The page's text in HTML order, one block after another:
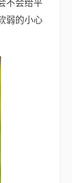
不会给平
弱的小心